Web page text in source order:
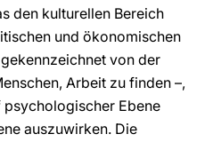
den kulturellen Bereich
und ökonomischen
von der
Arbeit zu finden –,
Ebene
auszuwirken. Die